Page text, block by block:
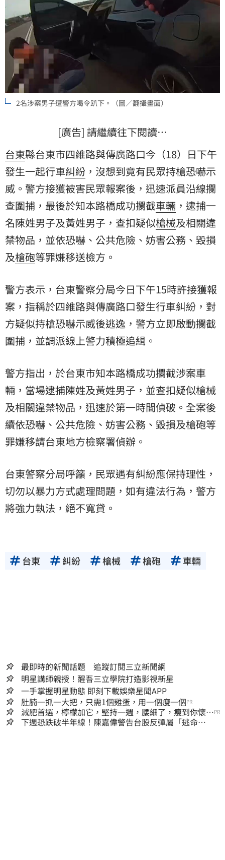
2名涉案男子遭警方喝令趴下。（圖／翻攝畫面）
[廣告] 請繼續往下閱讀…
台東縣台東市四維路與傳廣路口今（18）日下午
發生一起行車糾紛 ，沒想到竟有民眾持槍恐嚇示
威。警方接獲被害民眾報案後，迅速派員沿線攔
查圍捕，最後於知本路橋成功攔截車輛 ，逮捕一
名陳姓男子及黃姓男子，查扣疑似槍械及相關違
禁物品，並依恐嚇、公共危險、妨害公務、毀損
及槍砲等罪嫌移送檢方。
警方表示，台東警察分局今日下午15時許接獲報
案，指稱於四維路與傳廣路口發生行車糾紛，對
方疑似持槍恐嚇示威後逃逸，警方立即啟動攔截
圍捕，並調派線上警力積極追緝。
警方指出，於台東市知本路橋成功攔截涉案車
輛，當場逮捕陳姓及黃姓男子，並查扣疑似槍械
及相關違禁物品，迅速於第一時間偵破。全案後
續依恐嚇、公共危險、妨害公務、毀損及槍砲等
罪嫌移請台東地方檢察署偵辦。
台東警察分局呼籲，民眾遇有糾紛應保持理性，
切勿以暴力方式處理問題，如有違法行為，警方
將強力執法，絕不寬貸。
台東 糾紛 槍械 槍砲 車輛
最即時的新聞話題 追蹤訂閱三立新聞網
明星講師親授！醒吾三立學院打造影視新星
一手掌握明星動態 即刻下載娛樂星聞APP
肚腩一抓一大把，只需1個雞蛋，用一個瘦一個PR
減肥首選，檸檬加它，堅持一週，腰細了，瘦到你懷疑
人生
PR
下週恐跌破半年線！陳嘉偉警告台股反彈屬「逃命